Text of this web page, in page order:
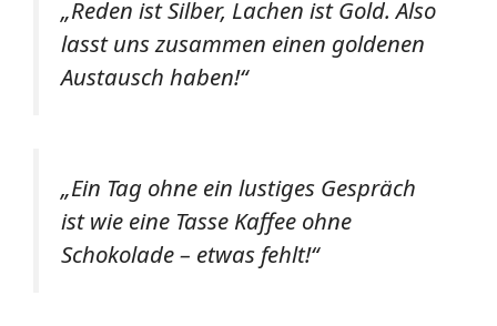
„Reden ist Silber, Lachen ist Gold. Also
lasst uns zusammen einen goldenen
Austausch haben!“
„Ein Tag ohne ein lustiges Gespräch
ist wie eine Tasse Kaffee ohne
Schokolade – etwas fehlt!“